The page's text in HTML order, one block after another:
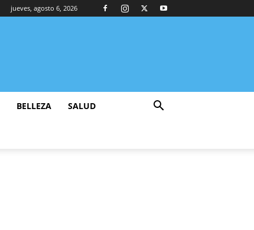
jueves, agosto 6, 2026
BELLEZA SALUD